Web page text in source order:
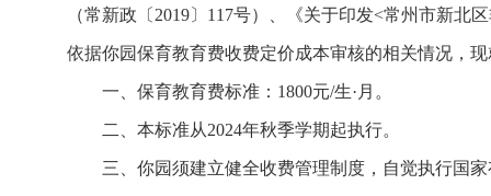
（常新政〔2019〕117号）、《关于印发<常州市新
依据你园保育教育费收费定价成本审核的相关情况，
一、保育教育费标准：1800元/生·月。
二、本标准从2024年秋季学期起执行。
三、你园须建立健全收费管理制度，自觉执行国